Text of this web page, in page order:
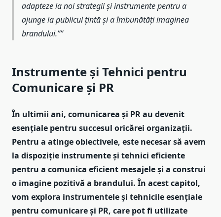
adapteze la noi strategii și instrumente pentru a
ajunge la publicul țintă și a îmbunătăți imaginea
brandului.”
Instrumente și Tehnici pentru
Comunicare și PR
În ultimii ani, comunicarea și PR au devenit
esențiale pentru succesul oricărei organizații.
Pentru a atinge obiectivele, este necesar să avem
la dispoziție instrumente și tehnici eficiente
pentru a comunica eficient mesajele și a construi
o imagine pozitivă a brandului. În acest capitol,
vom explora instrumentele și tehnicile esențiale
pentru comunicare și PR, care pot fi utilizate